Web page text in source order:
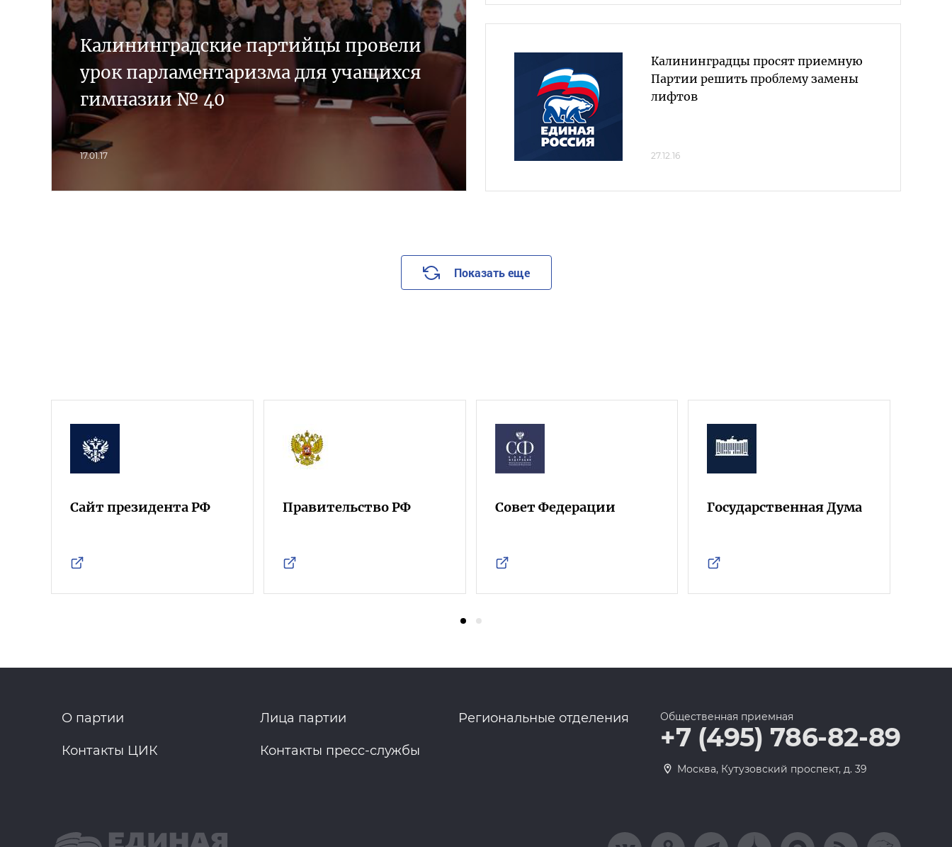
Калининградские партийцы провели
урок парламентаризма для учащихся
гимназии № 40
17.01.17
Калининградцы просят приемную
Партии решить проблему замены
лифтов
27.12.16
Показать еще
Сайт президента РФ Правительство РФ Совет Федерации Государственная Дума
О партии Лица партии Региональные отделения
Контакты ЦИК Контакты пресс-службы
Общественная приемная
+7 (495) 786-82-89
Москва, Кутузовский проспект, д. 39